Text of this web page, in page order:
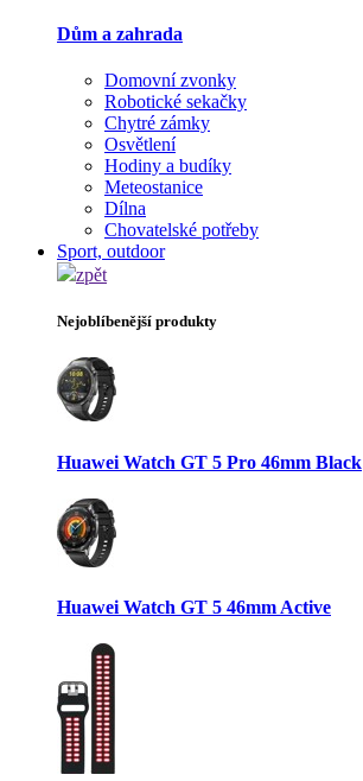
Dům a zahrada
Domovní zvonky
Robotické sekačky
Chytré zámky
Osvětlení
Hodiny a budíky
Meteostanice
Dílna
Chovatelské potřeby
Sport, outdoor
zpět
Nejoblíbenější produkty
Huawei Watch GT 5 Pro 46mm Black
Huawei Watch GT 5 46mm Active